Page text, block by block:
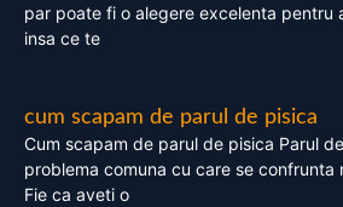
par poate fi o alegere excelenta pentru
insa ce te
cum scapam de parul de pisica
Cum scapam de parul de pisica Parul
problema comuna cu care se confrunta
Fie ca aveti o